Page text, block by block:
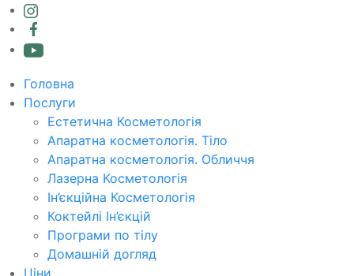
Головна
Послуги
Естетична Косметологія
Апаратна косметологія. Тіло
Апаратна косметологія. Обличчя
Лазерна Косметологія
Ін’єкційна Косметологія
Коктейлі Ін’єкцій
Програми по тілу
Домашній догляд